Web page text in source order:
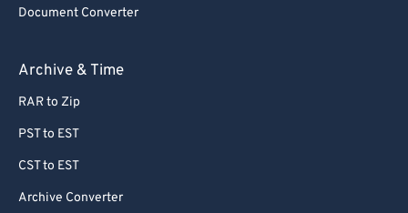
Document Converter
Archive & Time
RAR to Zip
PST to EST
CST to EST
Archive Converter